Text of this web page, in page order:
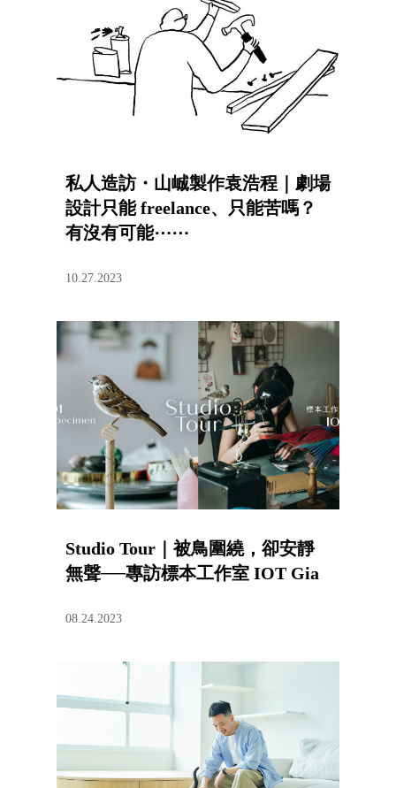
私人造訪・山峸製作袁浩程｜劇場
設計只能 freelance、只能苦嗎？
有沒有可能⋯⋯
10.27.2023
Studio Tour｜被鳥圍繞，卻安靜
無聲──專訪標本工作室 IOT Gia
08.24.2023